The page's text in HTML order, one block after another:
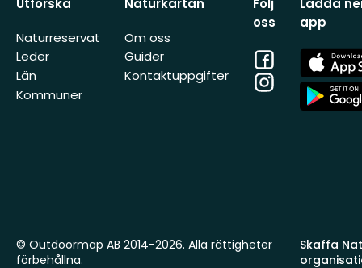
Utforska
Naturreservat
Leder
Län
Kommuner
Naturkartan
Om oss
Guider
Kontaktuppgifter
Följ
oss
Facebook
Instagram
Ladda
app
App
Store
App
Store
Skaffa
© Outdoormap AB 2014-2026. Alla rättigheter
förbehållna.